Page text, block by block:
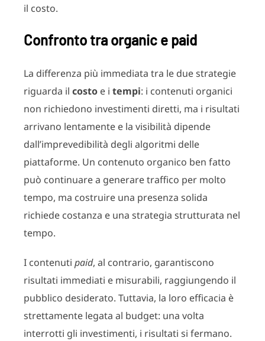
il costo.
Confronto tra organic e paid
La differenza più immediata tra le due strategie
riguarda il costo e i tempi: i contenuti organici
non richiedono investimenti diretti, ma i risultati
arrivano lentamente e la visibilità dipende
dall’imprevedibilità degli algoritmi delle
piattaforme. Un contenuto organico ben fatto
può continuare a generare traffico per molto
tempo, ma costruire una presenza solida
richiede costanza e una strategia strutturata nel
tempo.
I contenuti paid, al contrario, garantiscono
risultati immediati e misurabili, raggiungendo il
pubblico desiderato. Tuttavia, la loro efficacia è
strettamente legata al budget: una volta
interrotti gli investimenti, i risultati si fermano.